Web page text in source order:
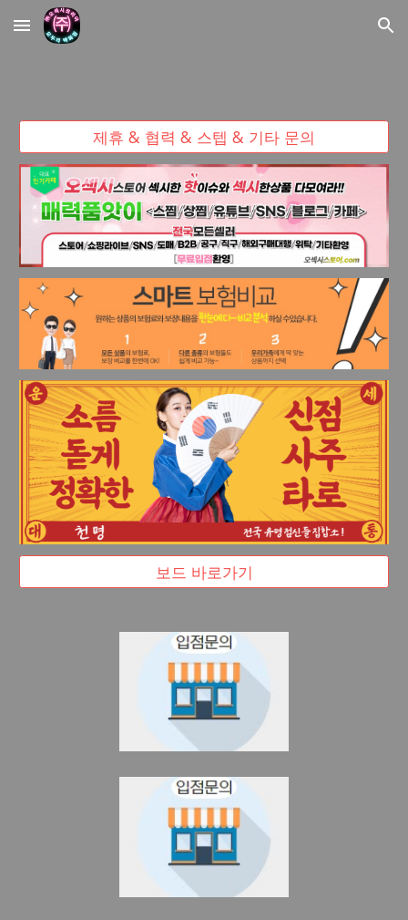
Skip to main content Skip to navigation
제휴 & 협력 & 스텝 & 기타 문의
보드 바로가기